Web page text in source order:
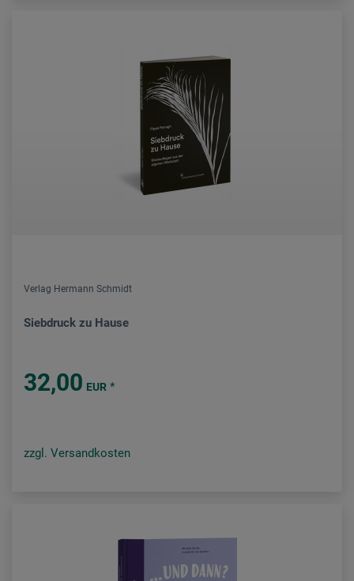
Verlag Hermann Schmidt
Siebdruck zu Hause
32,00 EUR *
zzgl. Versandkosten